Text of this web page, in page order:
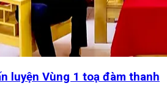
luyện Vùng 1 toạ đàm thanh